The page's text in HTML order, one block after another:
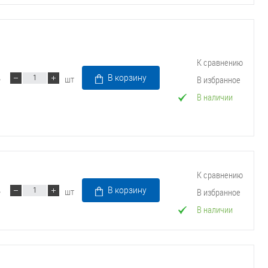
шт В корзину
К сравнению
В избранное
В наличии
шт В корзину
К сравнению
В избранное
В наличии